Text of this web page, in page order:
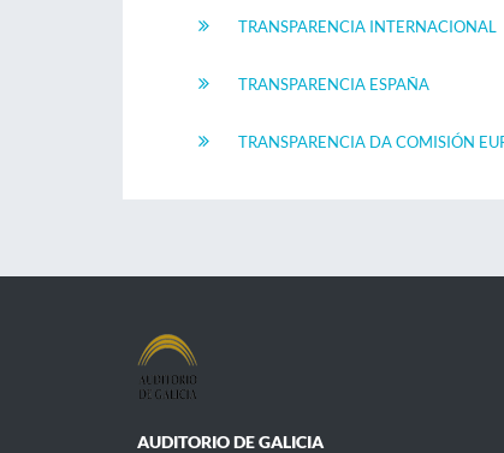
TRANSPARENCIA INTERNACIONAL
TRANSPARENCIA ESPAÑA
TRANSPARENCIA DA COMISIÓN
AUDITORIO DE GALICIA